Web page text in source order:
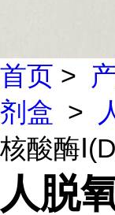
首页 >
剂盒 >
核酸酶
人脱